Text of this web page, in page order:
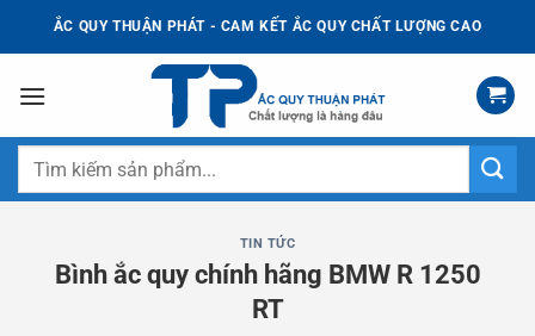
dung
ẮC QUY THUẬN PHÁT - CAM KẾT ẮC QUY CHẤT LƯỢNG CAO
Tìm
TIN TỨC
Bình ắc quy chính hãng BMW R 1250
RT